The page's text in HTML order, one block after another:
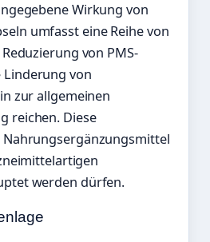
Wirkung von
umfasst eine Reihe von
von PMS-
von
zur allgemeinen
reichen. Diese
Nahrungsergänzungsmittel
werden dürfen.